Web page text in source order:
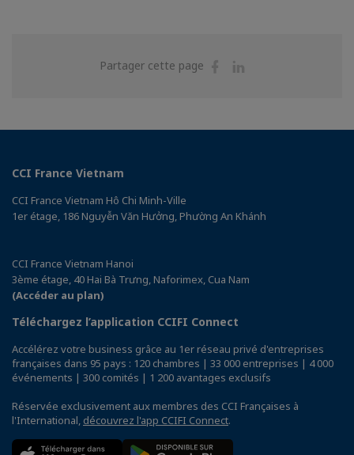
Partager cette page
Partager
CCI France Vietnam
CCI France Vietnam Hô Chi Minh-Ville
1er étage, 186 Nguyễn Văn Hưởng, Phường An Khánh
CCI France Vietnam Hanoi
3ème étage, 40 Hai Bà Trưng, Naforimex, Cua Nam
(Accéder au plan)
Téléchargez l’application CCIFI Connect
Accélérez votre business grâce au 1er réseau privé d'entreprises
françaises dans 95 pays : 120 chambres | 33 000 entreprises | 4 000
événements | 300 comités | 1 200 avantages exclusifs
Réservée exclusivement aux membres des CCI Françaises à
l'International, découvrez l'app CCIFI Connect.